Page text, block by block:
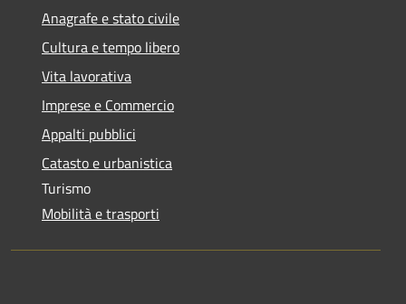
Anagrafe e stato civile
Cultura e tempo libero
Vita lavorativa
Imprese e Commercio
Appalti pubblici
Catasto e urbanistica
Turismo
Mobilità e trasporti